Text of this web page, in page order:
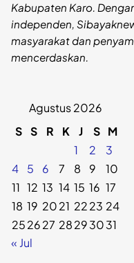
Kabupaten Karo.
independen,
masyarakat dan
mencerdaskan.
Agustus 2026
S S R K J S M
1
2
3
4
5 6 7 8 9
10
11 12 13 14 15 16 17
18 19 2021 2223 24
252627 28293031
« Jul